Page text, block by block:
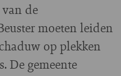
de
moeten leiden
op plekken
De gemeente